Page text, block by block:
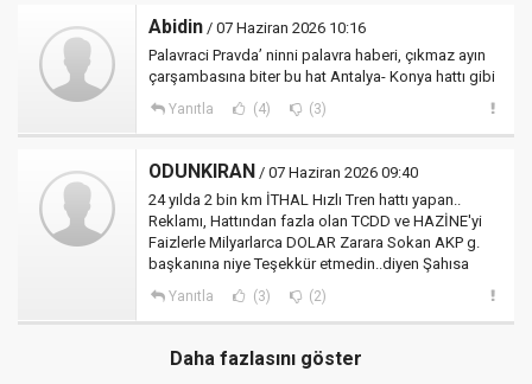
Abidin / 07 Haziran 2026 10:16
Palavraci Pravda’ ninni palavra haberi, çıkmaz ayın
çarşambasına biter bu hat Antalya- Konya hattı gibi
Yanıtla (4) (3)
ODUNKlRAN / 07 Haziran 2026 09:40
24 yılda 2 bin km İTHAL Hızlı Tren hattı yapan..
Reklamı, Hattından fazla olan TCDD ve HAZİNE'yi
Faizlerle Milyarlarca DOLAR Zarara Sokan AKP g.
başkanına niye Teşekkür etmedin..diyen Şahısa
Yanıtla (3) (2)
Daha fazlasını göster